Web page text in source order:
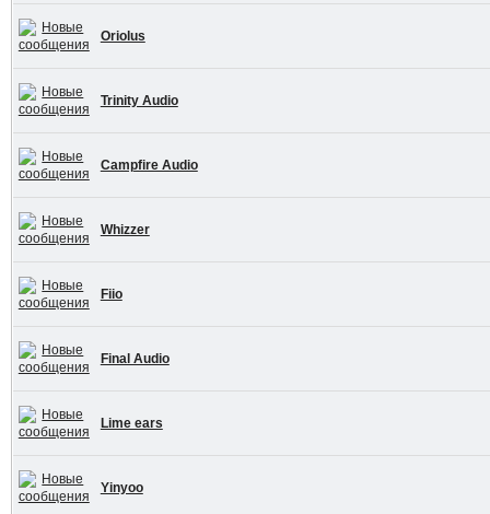
Oriolus
Trinity Audio
Campfire Audio
Whizzer
Fiio
Final Audio
Lime ears
Yinyoo